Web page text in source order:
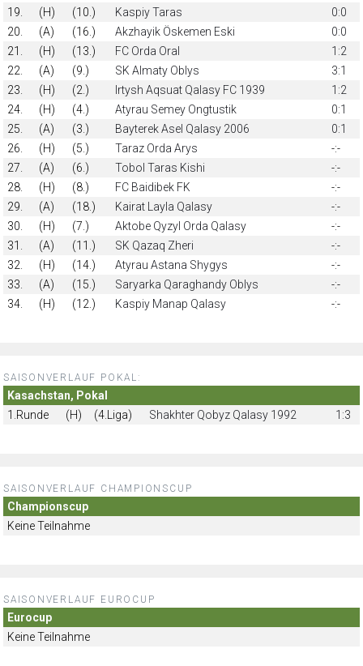
19.
(H) (10.) Kaspiy Taras
0:0
20.
(A) (16.) Akzhayik Öskemen Eski
0:0
21.
(H) (13.) FC Orda Oral
1:2
22.
(A) (9.) SK Almaty Oblys
3:1
23.
(H) (2.) Irtysh Aqsuat Qalasy FC 1939
1:2
24.
(H) (4.) Atyrau Semey Ongtustik
0:1
25.
(A) (3.) Bayterek Asel Qalasy 2006
0:1
26.
(H) (5.) Taraz Orda Arys
-:-
27.
(A) (6.) Tobol Taras Kishi
-:-
28.
(H) (8.) FC Baidibek FK
-:-
29.
(A) (18.) Kairat Layla Qalasy
-:-
30.
(H) (7.) Aktobe Qyzyl Orda Qalasy
-:-
31.
(A) (11.) SK Qazaq Zheri
-:-
32.
(H) (14.) Atyrau Astana Shygys
-:-
33.
(A) (15.) Saryarka Qaraghandy Oblys
-:-
34.
(H) (12.) Kaspiy Manap Qalasy -:-
SAISONVERLAUF POKAL:
Kasachstan, Pokal
1.Runde
(H) (4.Liga) Shakhter Qobyz Qalasy 1992 1:3
SAISONVERLAUF CHAMPIONSCUP
Championscup
Keine Teilnahme
SAISONVERLAUF EUROCUP
Eurocup
Keine Teilnahme